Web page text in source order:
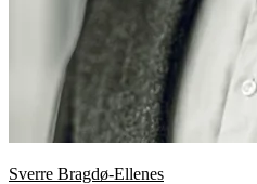
Sverre Bragdø-Ellenes